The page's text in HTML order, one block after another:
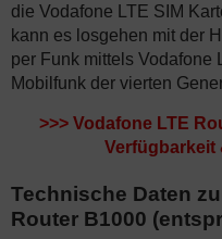
die Vodafone LTE SIM
kann es losgehen mit der
per Funk mittels Vodafone
Mobilfunk der vierten
>>> Vodafone LTE
Verfügbarkeit
Technische Daten
Router B1000